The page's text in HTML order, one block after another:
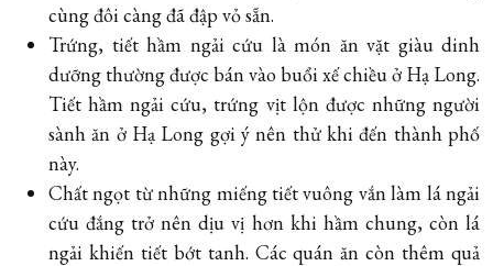
cùng đôi càng đã đập vỏ sẵn.
Trứng, tiết hầm ngải cứu là món ăn vặt giàu dinh
dưỡng thường được bán vào buổi xế chiều ở Hạ Long.
Tiết hầm ngải cứu, trứng vịt lộn được những người
sành ăn ở Hạ Long gợi ý nên thử khi đến thành phố
này.
Chất ngọt từ những miếng tiết vuông vắn làm lá ngải
cứu đắng trở nên dịu vị hơn khi hầm chung, còn lá
ngải khiến tiết bớt tanh. Các quán ăn còn thêm quả